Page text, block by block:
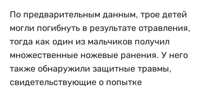
По предварительным данным, трое детей
могли погибнуть в результате отравления,
тогда как один из мальчиков получил
множественные ножевые ранения. У него
также обнаружили защитные травмы,
свидетельствующие о попытке